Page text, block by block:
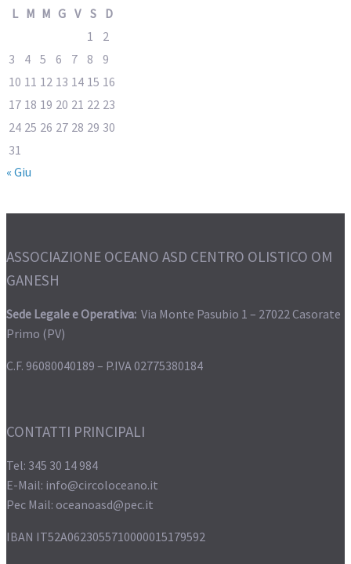
L M M G V S D
1
2
3
4 5 6 7 8
9
10 11 12 13 14 15 16
17 18 19 20 21 22 23
24 25 26 27 28 29 30
31
« Giu
ASSOCIAZIONE OCEANO ASD CENTRO OLISTICO OM
GANESH
Sede Legale e Operativa: Via Monte Pasubio 1 – 27022 Casorate
Primo (PV)
C.F. 96080040189 – P.IVA 02775380184
CONTATTI PRINCIPALI
Tel: 345 30 14 984
E-Mail: info@circoloceano.it
Pec Mail: oceanoasd@pec.it
IBAN IT52A0623055710000015179592